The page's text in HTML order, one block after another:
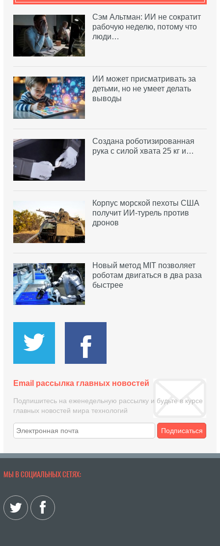
Сэм Альтман: ИИ не сократит
рабочую неделю, потому что
люди…
ИИ может присматривать за
детьми, но не умеет делать
выводы
Создана роботизированная
рука с силой хвата 25 кг и…
Корпус морской пехоты США
получит ИИ-турель против
дронов
Новый метод MIT позволяет
роботам двигаться в два раза
быстрее
Email рассылка главных новостей
Подпишитесь на еженедельную рассылку и будьте в курсе
главных новостей мира технологий
Подписаться
МЫ В СОЦИАЛЬНЫХ СЕТЯХ: